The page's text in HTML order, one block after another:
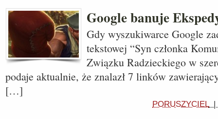
Google banuje
Gdy wyszukiwarce Google
tekstowej “Syn członka
Związku Radzieckiego w
podaje aktualnie, że znalazł 7 linków
[…]
PORUSZYCIEL